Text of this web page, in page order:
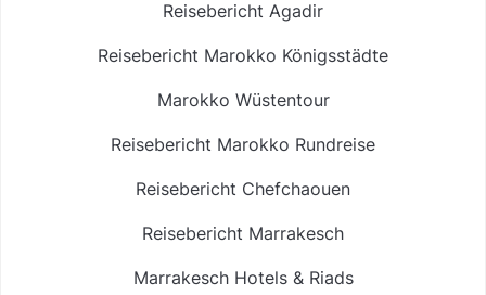
Reisebericht Agadir
Reisebericht Marokko Königsstädte
Marokko Wüstentour
Reisebericht Marokko Rundreise
Reisebericht Chefchaouen
Reisebericht Marrakesch
Marrakesch Hotels & Riads